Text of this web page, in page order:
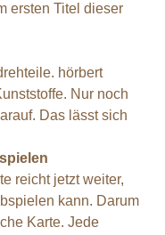
ersten Titel dieser
hörbert
Nur noch
Das lässt sich
reicht jetzt weiter,
kann. Darum
Karte. Jede